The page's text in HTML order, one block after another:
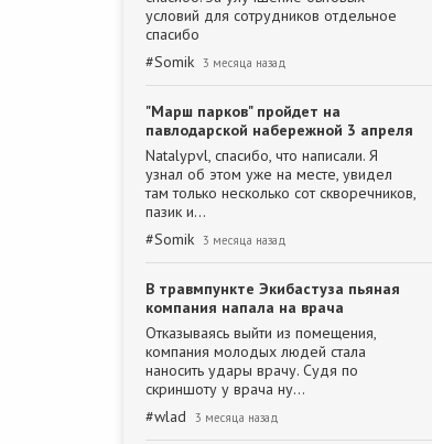
условий для сотрудников отдельное
спасибо
#Somik 3 месяца назад
"Марш парков" пройдет на
павлодарской набережной 3 апреля
Natalypvl, спасибо, что написали. Я
узнал об этом уже на месте, увидел
там только несколько сот скворечников,
пазик и…
#Somik 3 месяца назад
В травмпункте Экибастуза пьяная
компания напала на врача
Отказываясь выйти из помещения,
компания молодых людей стала
наносить удары врачу. Судя по
скриншоту у врача ну…
#wlad 3 месяца назад